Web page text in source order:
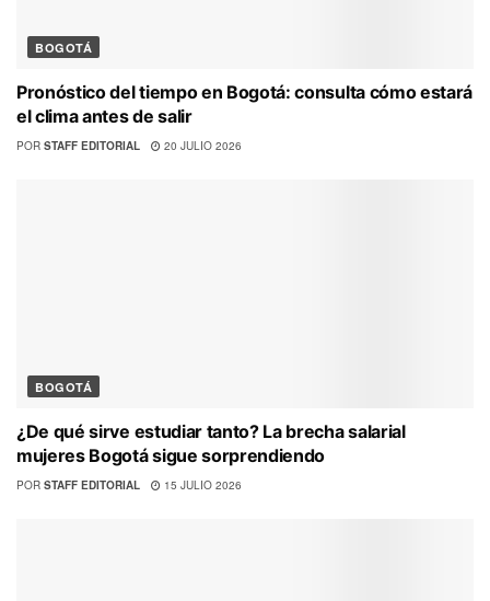
BOGOTÁ
Pronóstico del tiempo en Bogotá: consulta cómo estará
el clima antes de salir
POR STAFF EDITORIAL 20 JULIO 2026
BOGOTÁ
¿De qué sirve estudiar tanto? La brecha salarial
mujeres Bogotá sigue sorprendiendo
POR STAFF EDITORIAL 15 JULIO 2026